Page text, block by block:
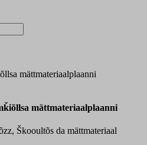
mättmateriaalplaanni
mättmateriaalplaanni
Škooultõs da mättmateriaal